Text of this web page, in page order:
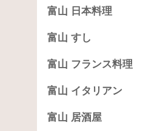
富山 日本料理
富山 すし
富山 フランス料理
富山 イタリアン
富山 居酒屋